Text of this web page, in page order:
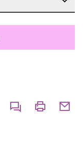
CommenterImprimer